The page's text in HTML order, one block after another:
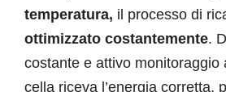
temperatura, il processo di
ottimizzato costantemente.
costante e attivo monitoraggio
cella riceva l’energia corretta,